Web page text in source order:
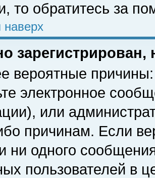
то обратитесь за
наверх
вероятные
электронное
или
причинам. Если
ни одного
пользователей в